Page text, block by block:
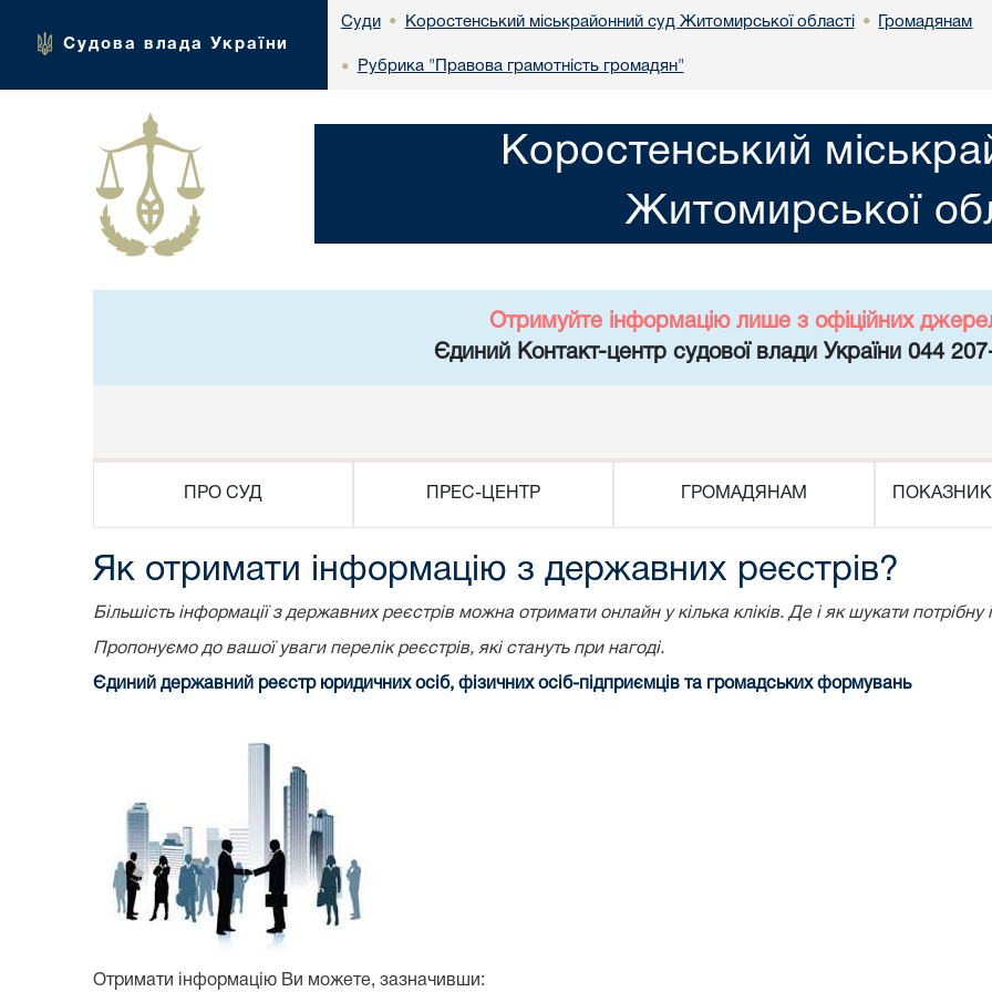
Судова влада України
Суди • Коростенський міськрайонний суд Житомирської області • Громадянам
• Рубрика "Правова грамотність громадян"
Коростенський
Житомирської
Отримуйте інформацію лише з офіційних
Єдиний Контакт-центр судової влади України 044
ПРО СУД ПРЕС-ЦЕНТР ГРОМАДЯНАМ
Як отримати інформацію з державних реєстрів?
Більшість інформації з державних реєстрів можна отримати онлайн у кілька кліків. Де і як шукати
Пропонуємо до вашої уваги перелік реєстрів, які стануть при нагоді.
Єдиний державний реєстр юридичних осіб, фізичних осіб-підприємців та громадських формувань
Отримати інформацію Ви можете, зазначивши: